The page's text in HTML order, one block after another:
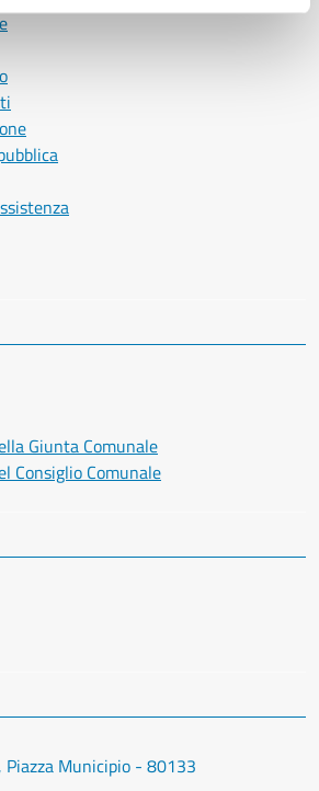
Giunta Comunale
Consiglio Comunale
Piazza Municipio - 80133